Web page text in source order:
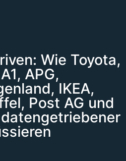
Wie Toyota,
APG,
IKEA,
Post AG und